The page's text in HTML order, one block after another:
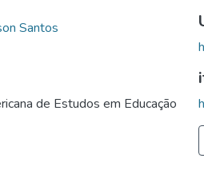
Santos
de Estudos em Educação